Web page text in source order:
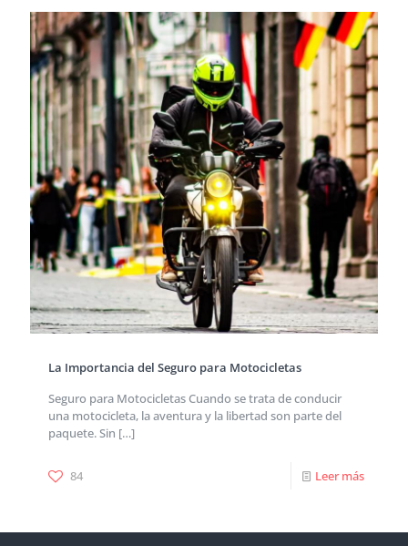
La Importancia del Seguro para Motocicletas
Seguro para Motocicletas Cuando se trata de conducir
una motocicleta, la aventura y la libertad son parte del
paquete. Sin […]
84 Leer más